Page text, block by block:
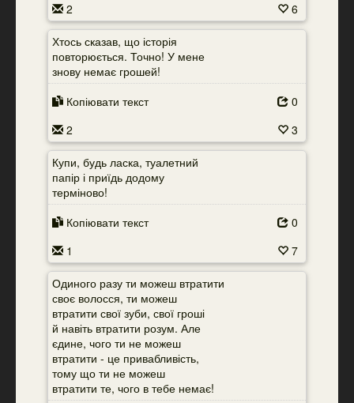
2
6
Хтось сказав, що історія
повторюється. Точно! У мене
знову немає грошей!
Копіювати текст
0
2
3
Купи, будь ласка, туалетний
папір і приїдь додому
терміново!
Копіювати текст
0
1
7
Одиного разу ти можеш втратити
своє волосся, ти можеш
втратити свої зуби, свої гроші
й навіть втратити розум. Але
єдине, чого ти не можеш
втратити - це привабливість,
тому що ти не можеш
втратити те, чого в тебе немає!